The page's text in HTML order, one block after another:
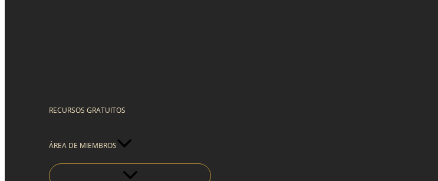
RECURSOS GRATUITOS
ÁREA DE MIEMBROS